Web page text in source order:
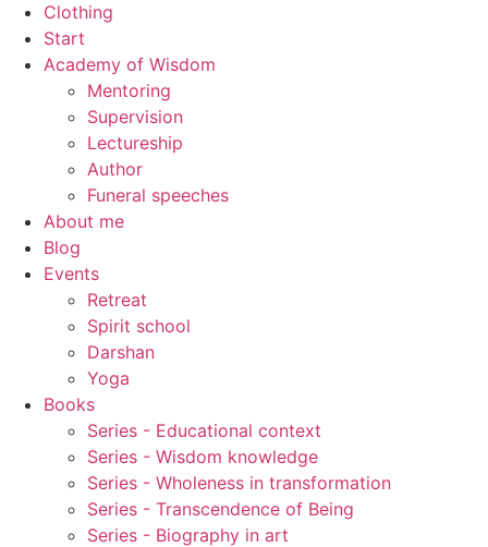
Clothing
Start
Academy of Wisdom
Mentoring
Supervision
Lectureship
Author
Funeral speeches
About me
Blog
Events
Retreat
Spirit school
Darshan
Yoga
Books
Series - Educational context
Series - Wisdom knowledge
Series - Wholeness in transformation
Series - Transcendence of Being
Series - Biography in art